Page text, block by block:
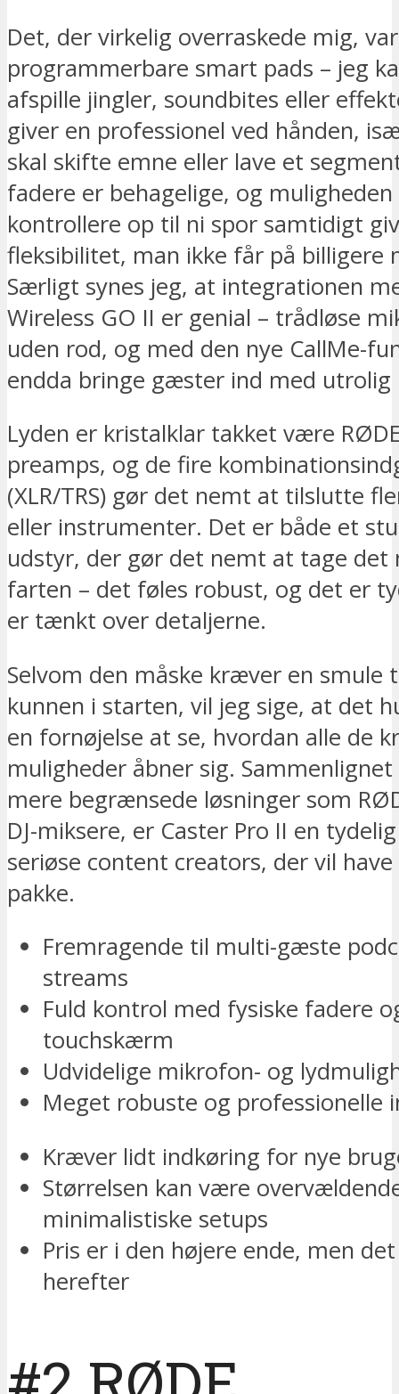
Det, der virkelig overraskede mig,
programmerbare smart pads – jeg
afspille jingler, soundbites eller
giver en professionel ved hånden,
skal skifte emne eller lave et
fadere er behagelige, og
kontrollere op til ni spor samtidigt
fleksibilitet, man ikke får på billigere
Særligt synes jeg, at integrationen
Wireless GO II er genial – trådløse
uden rod, og med den nye CallMe-
endda bringe gæster ind med utrolig
Lyden er kristalklar takket være
preamps, og de fire
(XLR/TRS) gør det nemt at tilslutte
eller instrumenter. Det er både et
udstyr, der gør det nemt at tage det
farten – det føles robust, og det er
er tænkt over detaljerne.
Selvom den måske kræver en smule
kunnen i starten, vil jeg sige, at det
en fornøjelse at se, hvordan alle de
muligheder åbner sig.
mere begrænsede løsninger som
DJ-miksere, er Caster Pro II en
seriøse content creators, der vil
pakke.
Fremragende til multi-gæste
streams
Fuld kontrol med fysiske fadere
touchskærm
Udvidelige mikrofon- og
Meget robuste og professionelle
Kræver lidt indkøring for nye
Størrelsen kan være
minimalistiske setups
Pris er i den højere ende, men
herefter